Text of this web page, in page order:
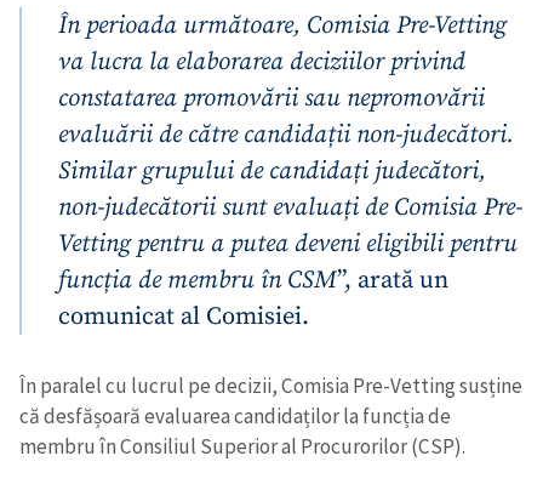
În perioada următoare, Comisia Pre-Vetting
va lucra la elaborarea deciziilor privind
constatarea promovării sau nepromovării
evaluării de către candidații non-judecători.
Similar grupului de candidați judecători,
non-judecătorii sunt evaluați de Comisia Pre-
Vetting pentru a putea deveni eligibili pentru
funcția de membru în CSM”, arată un
comunicat al Comisiei.
În paralel cu lucrul pe decizii, Comisia Pre-Vetting susține
că desfășoară evaluarea candidaților la funcția de
membru în Consiliul Superior al Procurorilor (CSP).